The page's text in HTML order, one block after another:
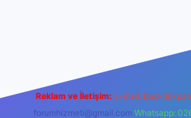
Reklam ve İletişim: E-mail:
forumhizmeti@gmail.com Whatsapp: